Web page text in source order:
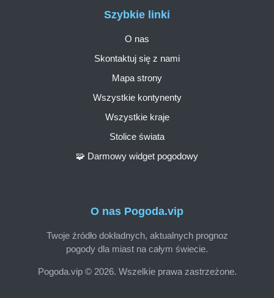
O nas Pogoda.vip
Twoje źródło dokładnych, aktualnych prognoz
pogody dla miast na całym świecie.
Pogoda.vip © 2026. Wszelkie prawa zastrzeżone.
Szybkie linki
O nas
Skontaktuj się z nami
Mapa strony
Wszystkie kontynenty
Wszystkie kraje
Stolice świata
🧩 Darmowy widget pogodowy